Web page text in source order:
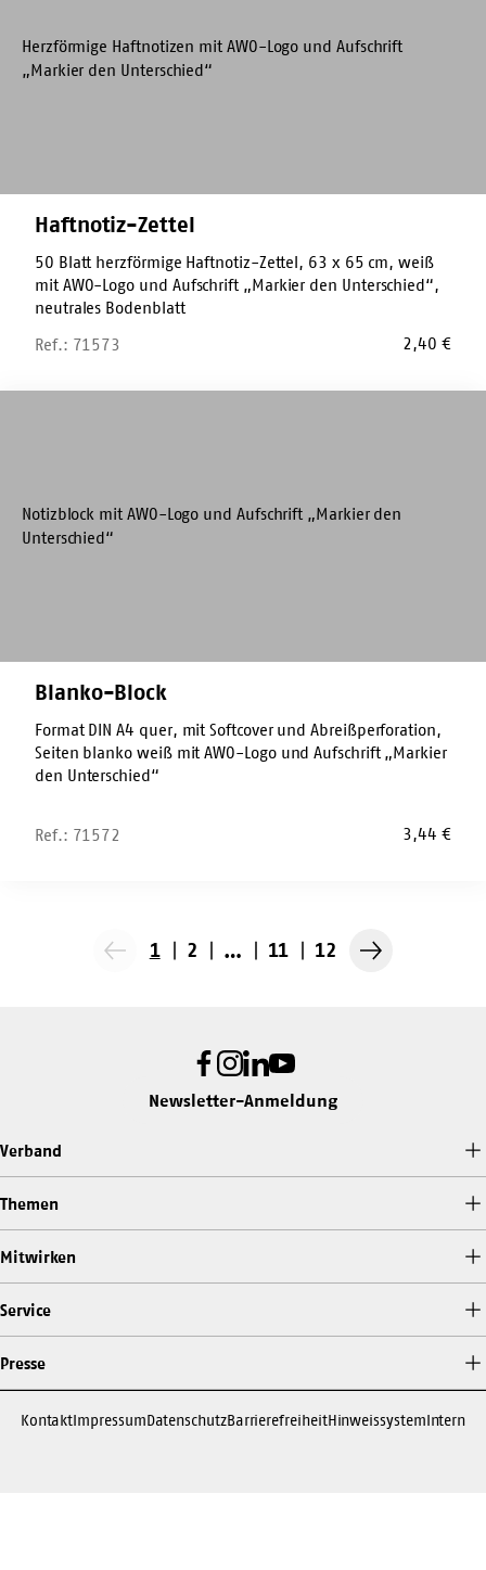
Haftnotiz-Zettel
50 Blatt herzförmige Haftnotiz-Zettel, 63 x 65 cm, weiß
mit AWO-Logo und Aufschrift „Markier den Unterschied“,
neutrales Bodenblatt
Ref.: 71573
2,40€
Blanko-Block
Format DIN A4 quer, mit Softcover und Abreißperforation,
Seiten blanko weiß mit AWO-Logo und Aufschrift „Markier
den Unterschied“
Ref.: 71572 3,44€
Vorherige
1 2 … 11 12
Nächste
Facebook
Instagram
LinkedIn
Youtube
Newsletter-Anmeldung
Verband
Themen
Mitwirken
Service
Presse
KontaktImpressumDatenschutzBarrierefreiheitHinweissystemIntern